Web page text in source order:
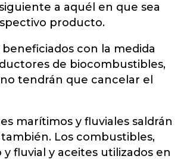
a aquél en que sea
producto.
con la medida
de biocombustibles,
tendrán que cancelar el
marítimos y fluviales saldrán
Los combustibles,
y fluvial y aceites utilizados en